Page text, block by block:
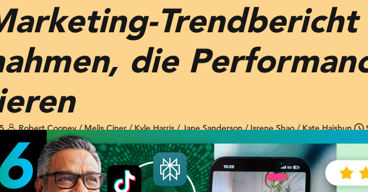
Trendbericht
die
Robert Cooney / Melis Ciner / Kyle Harris / Jane Sanderson / Isrene Shao / Kate Haishun